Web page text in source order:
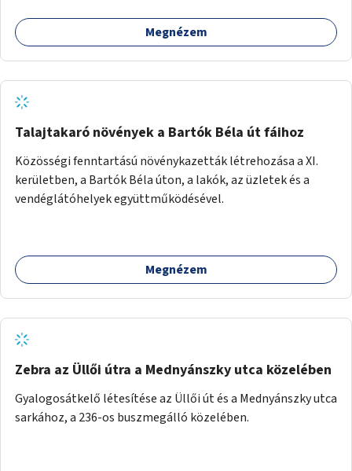
Megnézem
Talajtakaró növények a Bartók Béla út fáihoz
Közösségi fenntartású növénykazetták létrehozása a XI.
kerületben, a Bartók Béla úton, a lakók, az üzletek és a
vendéglátóhelyek együttműködésével.
Megnézem
Zebra az Üllői útra a Mednyánszky utca közelében
Gyalogosátkelő létesítése az Üllői út és a Mednyánszky utca
sarkához, a 236-os buszmegálló közelében.